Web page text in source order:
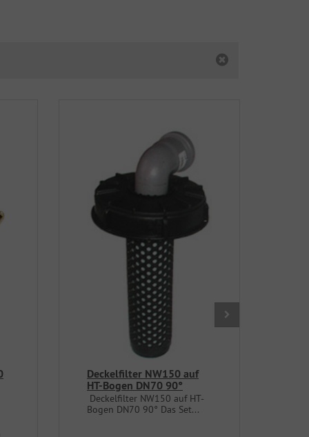
Deckelfilter NW150 auf
HT-Bogen DN70 90°
Deckelfilter NW150 auf HT-
Bogen DN70 90° Das Set...